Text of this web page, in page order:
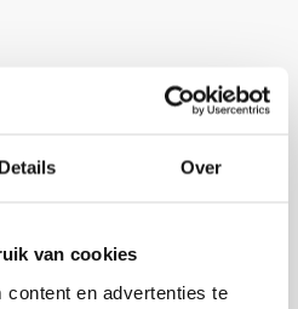
Details Over
van cookies
en advertenties te
draaipoort die
8/6/8)